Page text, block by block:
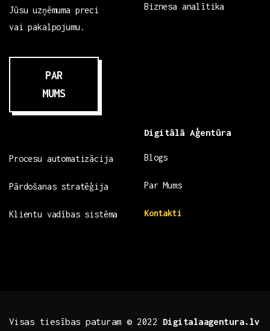
Jūsu uzņēmuma preci
vai pakalpojumu.
PAR
MUMS
Biznesa analītika
Procesu automatizācija
Pārdošanas stratēģija
Klientu vadības sistēma
Digitālā Aģentūra
Blogs
Par Mums
Kontakti
Visas tiesības paturam © 2022 Digitalaagentura.lv